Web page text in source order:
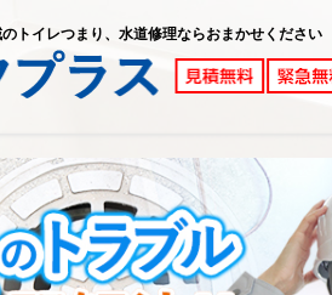
トイレつまり、水道修理ならおまかせください